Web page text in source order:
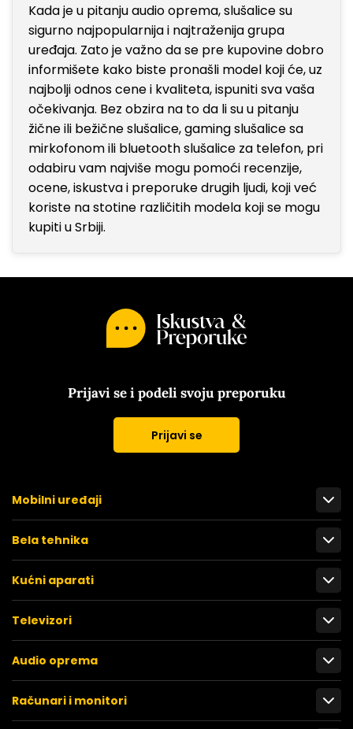
Kada je u pitanju audio oprema, slušalice su
sigurno najpopularnija i najtraženija grupa
uređaja. Zato je važno da se pre kupovine dobro
informišete kako biste pronašli model koji će, uz
najbolji odnos cene i kvaliteta, ispuniti sva vaša
očekivanja. Bez obzira na to da li su u pitanju
žične ili bežične slušalice, gaming slušalice sa
mirkofonom ili bluetooth slušalice za telefon, pri
odabiru vam najviše mogu pomoći recenzije,
ocene, iskustva i preporuke drugih ljudi, koji već
koriste na stotine različitih modela koji se mogu
kupiti u Srbiji.
Prijavi se i podeli svoju preporuku
Prijavi se
Mobilni uređaji
Bela tehnika
Kućni aparati
Televizori
Audio oprema
Računari i monitori